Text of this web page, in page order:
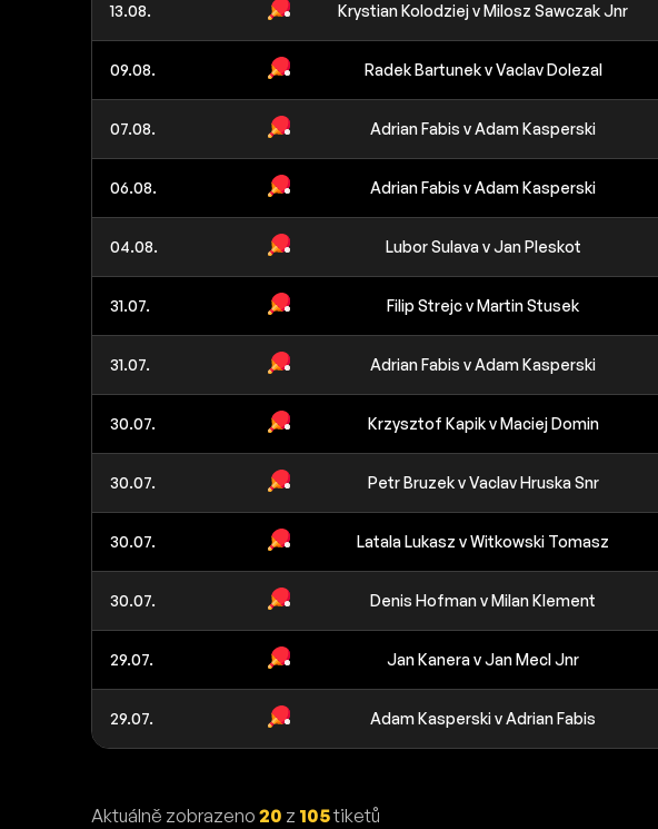
13.08. Krystian Kolodziej v Milosz Sawczak Jnr
09.08. Radek Bartunek v Vaclav Dolezal
07.08. Adrian Fabis v Adam Kasperski
06.08. Adrian Fabis v Adam Kasperski
04.08. Lubor Sulava v Jan Pleskot
31.07. Filip Strejc v Martin Stusek
31.07. Adrian Fabis v Adam Kasperski
30.07. Krzysztof Kapik v Maciej Domin
30.07. Petr Bruzek v Vaclav Hruska Snr
30.07. Latala Lukasz v Witkowski Tomasz
30.07. Denis Hofman v Milan Klement
29.07. Jan Kanera v Jan Mecl Jnr
29.07. Adam Kasperski v Adrian Fabis
Aktuálně zobrazeno 20 z 105tiketů